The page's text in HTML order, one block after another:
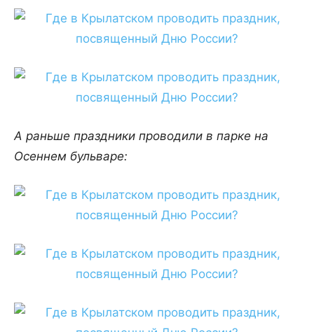
А раньше праздники проводили в парке на
Осеннем бульваре: